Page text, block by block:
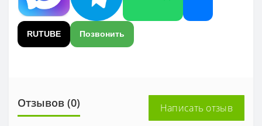
RUTUBE Позвонить
Отзывов (0) Написать отзыв